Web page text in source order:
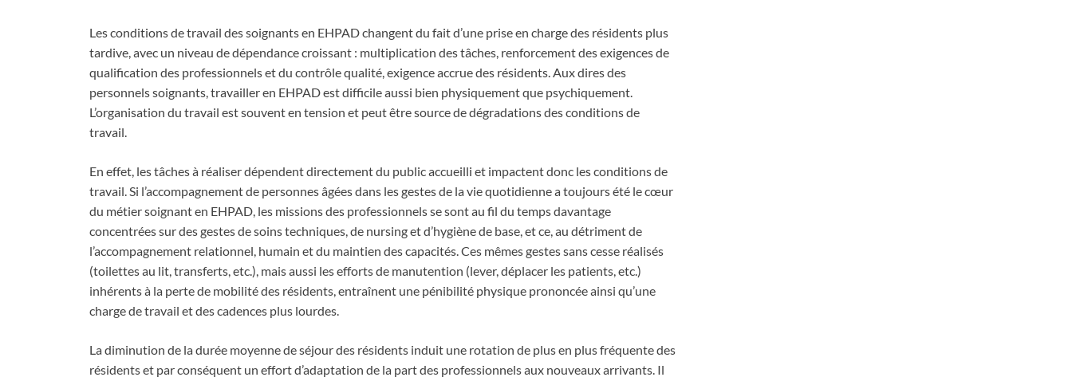
Les conditions de travail des soignants en EHPAD changent du fait d’une prise en charge des résidents plus
tardive, avec un niveau de dépendance croissant : multiplication des tâches, renforcement des exigences de
qualification des professionnels et du contrôle qualité, exigence accrue des résidents. Aux dires des
personnels soignants, travailler en EHPAD est difficile aussi bien physiquement que psychiquement.
L’organisation du travail est souvent en tension et peut être source de dégradations des conditions de
travail.
En effet, les tâches à réaliser dépendent directement du public accueilli et impactent donc les conditions de
travail. Si l’accompagnement de personnes âgées dans les gestes de la vie quotidienne a toujours été le cœur
du métier soignant en EHPAD, les missions des professionnels se sont au fil du temps davantage
concentrées sur des gestes de soins techniques, de nursing et d’hygiène de base, et ce, au détriment de
l’accompagnement relationnel, humain et du maintien des capacités. Ces mêmes gestes sans cesse réalisés
(toilettes au lit, transferts, etc.), mais aussi les efforts de manutention (lever, déplacer les patients, etc.)
inhérents à la perte de mobilité des résidents, entraînent une pénibilité physique prononcée ainsi qu’une
charge de travail et des cadences plus lourdes.
La diminution de la durée moyenne de séjour des résidents induit une rotation de plus en plus fréquente des
résidents et par conséquent un effort d’adaptation de la part des professionnels aux nouveaux arrivants. Il